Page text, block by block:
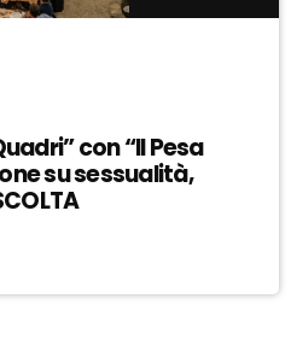
con “Il Pesa
su sessualità,